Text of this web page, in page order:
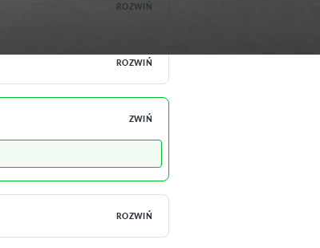
ROZWIŃ
ROZWIŃ
ZWIŃ
ROZWIŃ